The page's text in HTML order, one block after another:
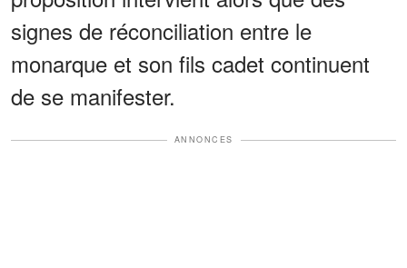
signes de réconciliation entre le
monarque et son fils cadet continuent
de se manifester.
ANNONCES